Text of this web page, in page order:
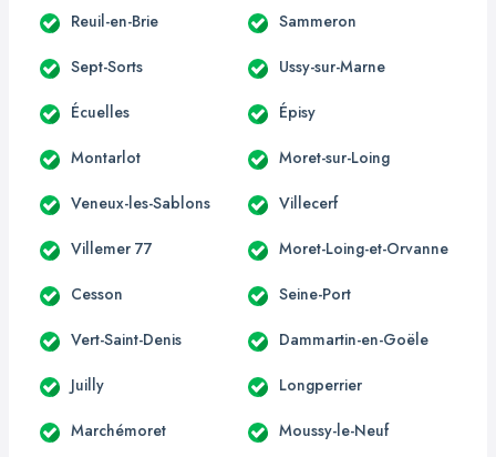
Reuil-en-Brie Sammeron
Sept-Sorts Ussy-sur-Marne
Écuelles Épisy
Montarlot Moret-sur-Loing
Veneux-les-Sablons Villecerf
Villemer 77 Moret-Loing-et-Orvanne
Cesson Seine-Port
Vert-Saint-Denis Dammartin-en-Goële
Juilly Longperrier
Marchémoret Moussy-le-Neuf